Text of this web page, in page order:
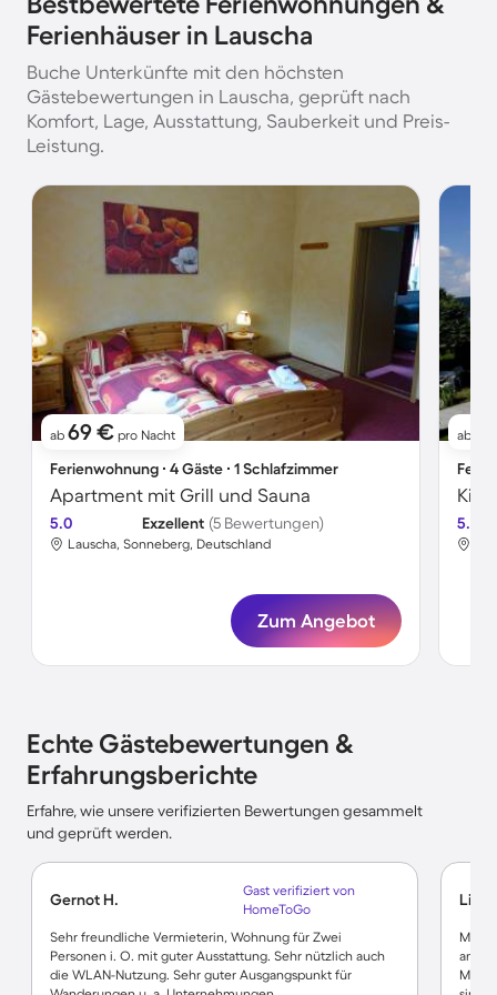
Ferienhäuser in Lauscha
Buche Unterkünfte mit den höchsten
Gästebewertungen in Lauscha, geprüft nach
Komfort, Lage, Ausstattung, Sauberkeit und Preis-
Leistung.
ab 69 € pro Nacht
Ferienwohnung ∙ 4 Gäste ∙ 1 Schlafzimmer
Apartment mit Grill und Sauna
5.0 Exzellent (5 Bewertungen)
Lauscha, Sonneberg, Deutschland
Zum Angebot
ab
5.0
Echte Gästebewertungen &
Erfahrungsberichte
Erfahre, wie unsere verifizierten Bewertungen gesammelt
und geprüft werden.
Gernot H.
Gast verifiziert von
HomeToGo
Sehr freundliche Vermieterin, Wohnung für Zwei
Personen i. O. mit guter Ausstattung. Sehr nützlich auch
die WLAN-Nutzung. Sehr guter Ausgangspunkt für
Lisa